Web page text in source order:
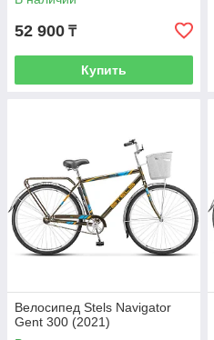
52 900 ₸
Купить
Велосипед Stels Navigator
Gent 300 (2021)